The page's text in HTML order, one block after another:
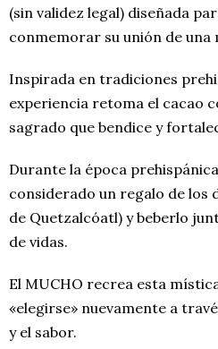
(sin validez legal) diseñada
conmemorar su unión de una
Inspirada en tradiciones
experiencia retoma el cacao
sagrado que bendice y
Durante la época
considerado un regalo de los
de Quetzalcóatl) y beberlo
de vidas.
El MUCHO recrea esta
«elegirse» nuevamente a
y el sabor.